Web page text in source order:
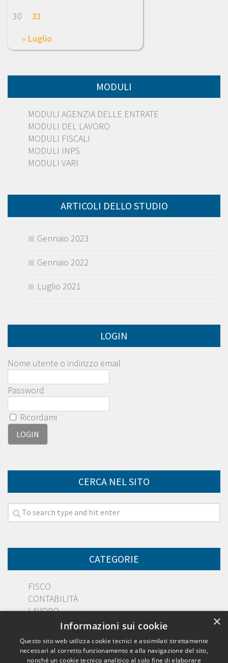
« Luglio
30
31
MODULI
MODULI AGENZIA DELLE ENTRATE
MODULI DEL LAVORO
MODULI FISCALI
MODULI INPS
MODULI VARI
ARTICOLI DELLO STUDIO
Gennaio 2023
Gennaio 2022
Luglio 2021
LOGIN
Nome utente o indirizzo email
Password
Ricordami
CERCA NEL SITO
CATEGORIE
FISCO
CONTABILITÀ
LAVORO
×
Informazioni sui cookie
Questo sito web utilizza cookie tecnici e assimilati strettamente
necessari al corretto funzionamento e alla navigazione del sito,
nonché un cookie tecnico analitico al solo fine di elaborare